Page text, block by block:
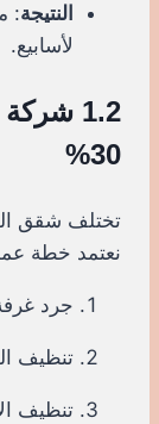
النتيجة:
لأسابيع.
1.2
30%
تختلف شقق
نعتمد خطة
جرد
تنظيف
تنظيف